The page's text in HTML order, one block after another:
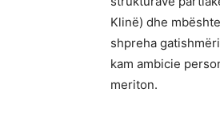
Klinë) dhe
shpreha
kam ambicie
meriton.